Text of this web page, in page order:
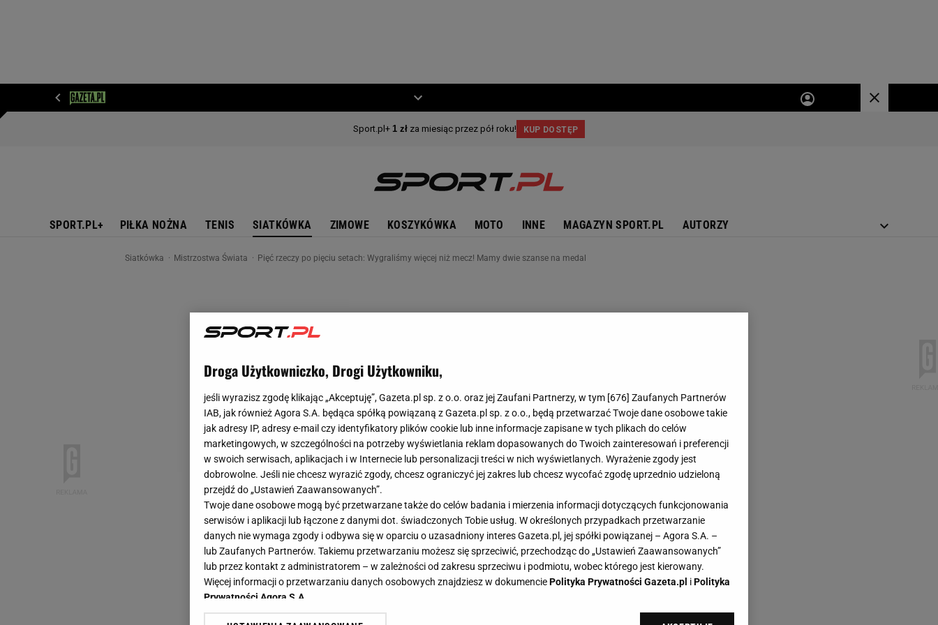
SPORT.PL+ PIŁKA NOŻNA TENIS SIATKÓWKA ZIMOWE KOSZYKÓWKA MOTO INNE MAGAZYN SPORT.PL AUTORZY
Siatkówka Mistrzostwa Świata Pięć rzeczy po pięciu setach: Wygraliśmy więcej niż mecz! Mamy dwie szanse na medal
Droga Użytkowniczko, Drogi Użytkowniku,
jeśli wyrazisz zgodę klikając „Akceptuję”, Gazeta.pl sp. z o.o. oraz jej Zaufani Partnerzy, w tym [676] Zaufanych Partnerów
IAB, jak również Agora S.A. będąca spółką powiązaną z Gazeta.pl sp. z o.o., będą przetwarzać Twoje dane osobowe takie
jak adresy IP, adresy e-mail czy identyfikatory plików cookie lub inne informacje zapisane w tych plikach do celów
marketingowych, w szczególności na potrzeby wyświetlania reklam dopasowanych do Twoich zainteresowań i preferencji
w swoich serwisach, aplikacjach i w Internecie lub personalizacji treści w nich wyświetlanych. Wyrażenie zgody jest
dobrowolne. Jeśli nie chcesz wyrazić zgody, chcesz ograniczyć jej zakres lub chcesz wycofać zgodę uprzednio udzieloną
przejdź do „Ustawień Zaawansowanych”.
Twoje dane osobowe mogą być przetwarzane także do celów badania i mierzenia informacji dotyczących funkcjonowania
serwisów i aplikacji lub łączone z danymi dot. świadczonych Tobie usług. W określonych przypadkach przetwarzanie
danych nie wymaga zgody i odbywa się w oparciu o uzasadniony interes Gazeta.pl, jej spółki powiązanej – Agora S.A. –
lub Zaufanych Partnerów. Takiemu przetwarzaniu możesz się sprzeciwić, przechodząc do „Ustawień Zaawansowanych”
lub przez kontakt z administratorem – w zależności od zakresu sprzeciwu i podmiotu, wobec którego jest kierowany.
Więcej informacji o przetwarzaniu danych osobowych znajdziesz w dokumenciePolityka Prywatności Gazeta.pl iPolityka
Prywatności Agora S.A.